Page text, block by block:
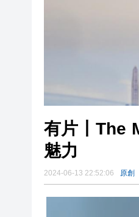
有片丨The
魅力
2024-06-13 22:52:06 原創